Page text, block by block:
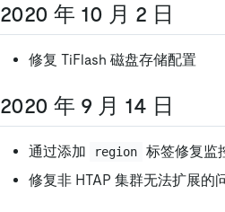
2020 年 10 月 2 日
修复 TiFlash 磁盘存储配置
2020 年 9 月 14 日
通过添加 region
标签修复监
修复非 HTAP 集群无法扩展的